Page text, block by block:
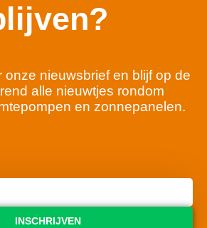
onze nieuwsbrief en blijf op de
alle nieuwtjes rondom
en zonnepanelen.
INSCHRIJVEN